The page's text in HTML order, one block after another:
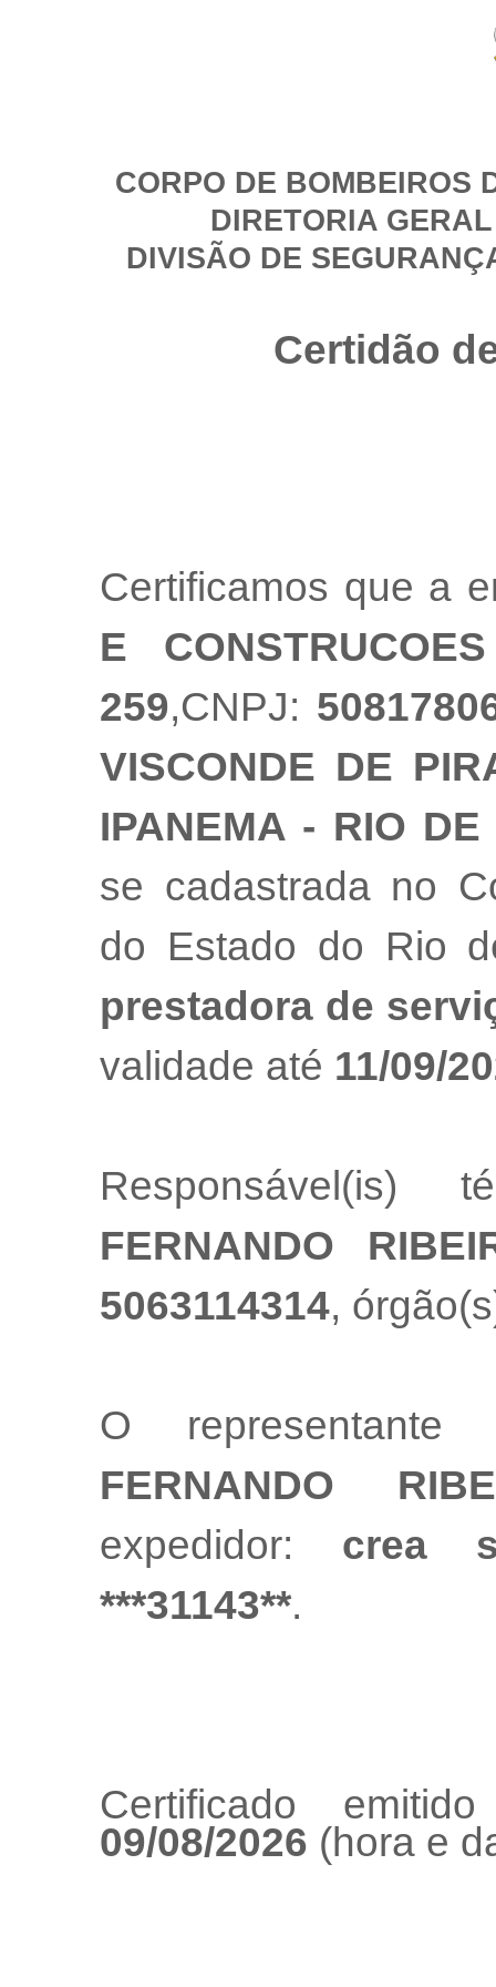
CORPO DE BOMBEIROS
DIRETORIA
DIVISÃO DE
Certidão
Certificamos que a
E
259,CNPJ:
VISCONDE DE
IPANEMA - RIO
se cadastrada no
do Estado do Rio
prestadora de
validade até 11/09/
Responsável(is)
FERNANDO
5063114314,
O
FERNANDO
expedidor: crea
***31143**.
Certificado
09/08/2026 (hora e